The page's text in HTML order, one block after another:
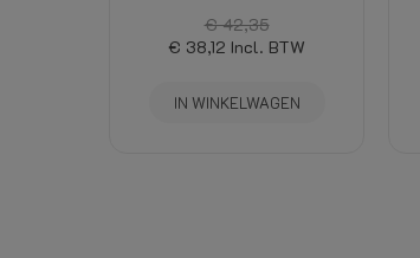
€ 42,35
€ 38,12 Incl. BTW
IN WINKELWAGEN